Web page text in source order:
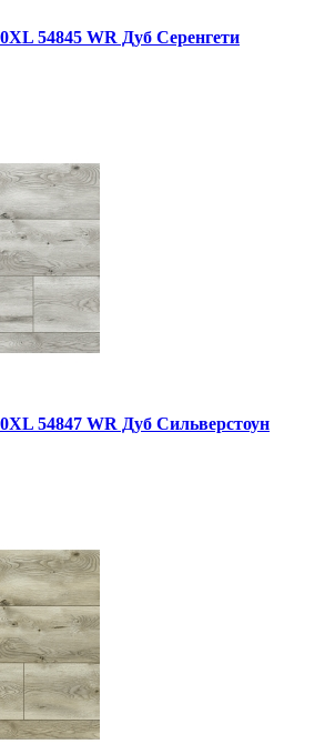
54845 WR Дуб Серенгети
54847 WR Дуб Сильверстоун